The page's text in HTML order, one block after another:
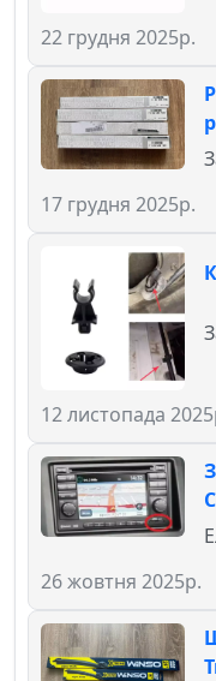
22 грудня 2025р.
17 грудня 2025р.
12 листопада
26 жовтня 2025р.